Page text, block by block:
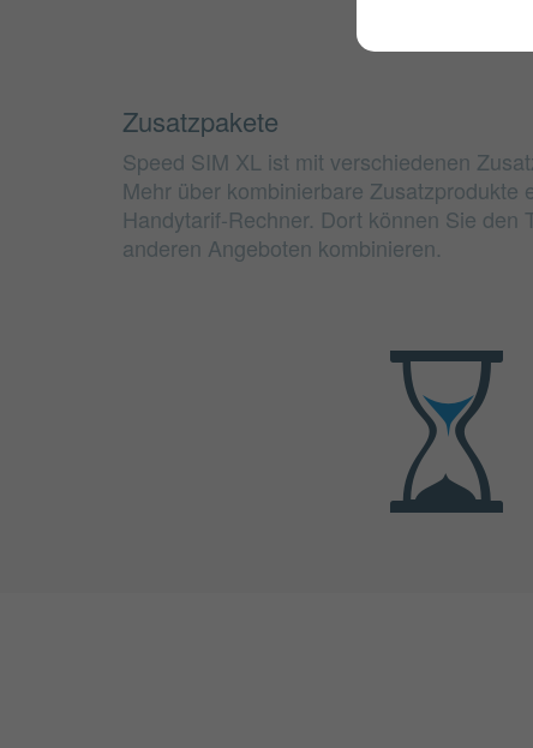
Zusatzpakete
Speed SIM XL ist mit verschiedenen
Mehr über kombinierbare Zusatzprodukte
Handytarif-Rechner. Dort können Sie den
anderen Angeboten kombinieren.